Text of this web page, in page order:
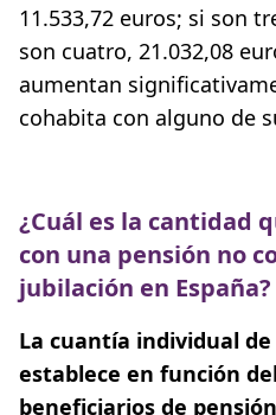
11.533,72 euros; si son
son cuatro, 21.032,08
aumentan
cohabita con alguno de
¿Cuál es la cantidad
con una pensión no
jubilación en España?
La cuantía individual
establece en función
beneficiarios de